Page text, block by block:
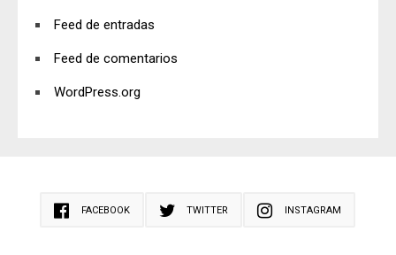
Feed de entradas
Feed de comentarios
WordPress.org
FACEBOOK TWITTER INSTAGRAM